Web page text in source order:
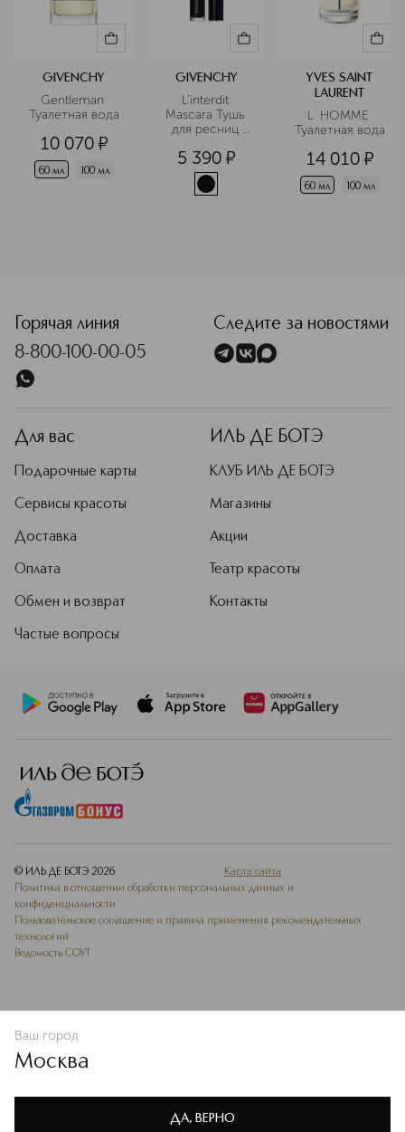
Политике конфиденциальности
GIVENCHY
Gentleman
Туалетная вода
10 070 ¤
60 мл 100 мл
GIVENCHY
L’interdit
Mascara Тушь
для ресниц
удлинение
5 390 ¤
YVES SAINT
LAURENT
L`HOMME
Туалетная вода
14 010 ¤
60 мл 100 мл
Горячая линия
8-800-100-00-05
Следите за новостями
Для вас
Подарочные карты
Сервисы красоты
Доставка
Оплата
Обмен и возврат
Частые вопросы
ИЛЬ ДЕ БОТЭ
КЛУБ ИЛЬ ДЕ БОТЭ
Магазины
Акции
Театр красоты
Контакты
© ИЛЬ ДЕ БОТЭ 2026
Карта сайта
Политика в отношении обработки персональных данных и
конфиденциальности
Пользовательское соглашение и правила применения рекомендательных
технологий
Ведомость СОУТ
Ваш город
Москва
ДА, ВЕРНО